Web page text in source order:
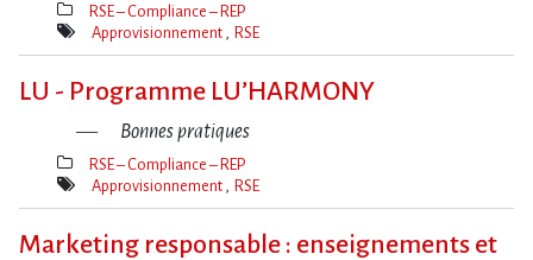
Thèmes(s)
RSE – Compliance – REP
Mot(s)-
Approvisionnement RSE
LU - Programme LU’HARMONY
Bonnes pratiques
Thèmes(s)
RSE – Compliance – REP
Mot(s)-
Approvisionnement RSE
Marketing responsable : enseignements et